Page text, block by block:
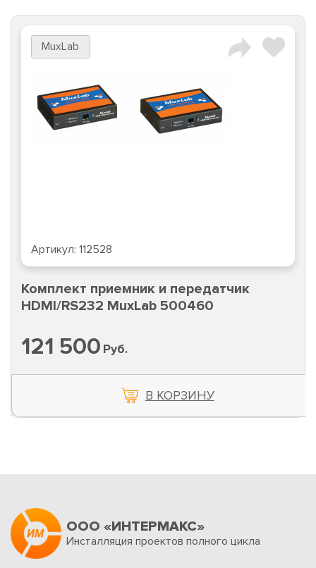
MuxLab
Артикул: 112528
Комплект приемник и передатчик
HDMI/RS232 MuxLab 500460
121 500 Руб.
В КОРЗИНУ
ООО «ИНТЕРМАКС»
Инсталляция проектов полного цикла